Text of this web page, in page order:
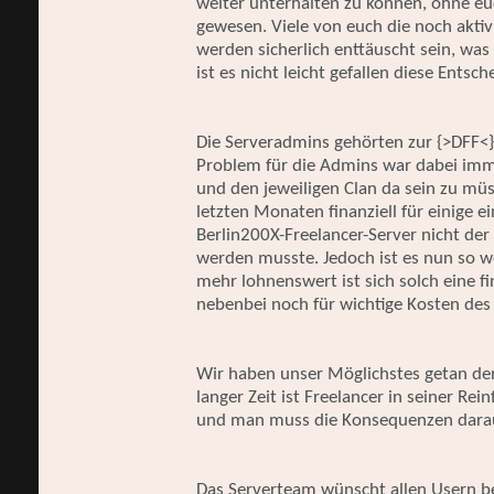
weiter unterhalten zu können, ohne
gewesen. Viele von euch die noch
werden sicherlich enttäuscht sein,
ist es nicht leicht gefallen diese
Die Serveradmins gehörten zur
Problem für die Admins war dabei
und den jeweiligen Clan da sein zu
letzten Monaten finanziell für einige
Berlin200X-Freelancer-Server nicht
werden musste. Jedoch ist es nun so
mehr lohnenswert ist sich solch eine
nebenbei noch für wichtige Kosten
Wir haben unser Möglichstes getan
langer Zeit ist Freelancer in seiner
und man muss die Konsequenzen
Das Serverteam wünscht allen Usern